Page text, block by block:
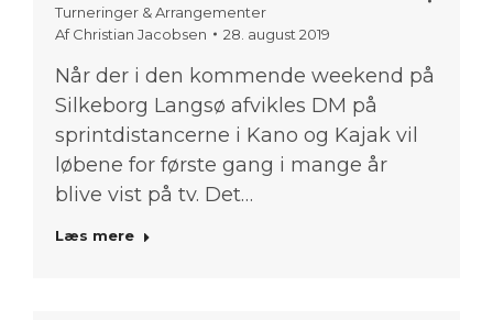
Turneringer & Arrangementer
AfChristian Jacobsen 28. august 2019
Når der i den kommende weekend på
Silkeborg Langsø afvikles DM på
sprintdistancerne i Kano og Kajak vil
løbene for første gang i mange år
blive vist på tv. Det…
Læs mere